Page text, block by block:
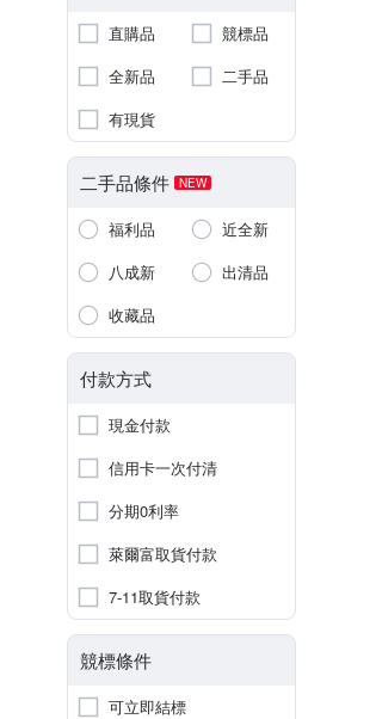
直購品
競標品
全新品
二手品
有現貨
二手品條件 NEW
福利品
近全新
八成新
出清品
收藏品
付款方式
現金付款
信用卡一次付清
分期0利率
萊爾富取貨付款
7-11取貨付款
競標條件
可立即結標